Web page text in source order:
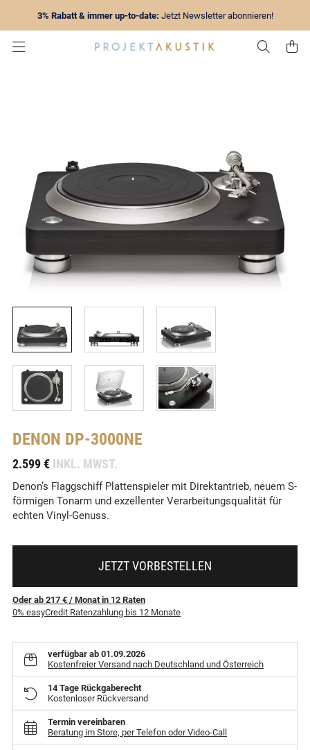
3% Rabatt & immer up-to-date: Jetzt Newsletter abonnieren!
Zur
DENON DP-3000NE
2.599 € INKL. MWST.
Denon’s Flaggschiff Plattenspieler mit Direktantrieb, neuem S-
förmigen Tonarm und exzellenter Verarbeitungsqualität für
echten Vinyl-Genuss.
JETZT VORBESTELLEN
Oder ab 217 € / Monatin 12 Raten
0% easyCredit Ratenzahlung bis 12 Monate
verfügbar ab 01.09.2026
Kostenfreier Versand nach Deutschland und Österreich
14 Tage Rückgaberecht
Kostenloser Rückversand
Termin vereinbaren
Beratung im Store, per Telefon oder Video-Call